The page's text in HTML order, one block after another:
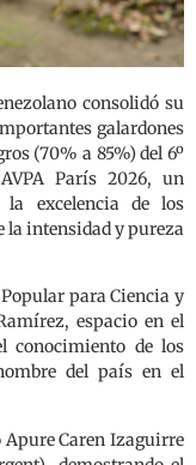
consolidó su
galardones
(70% a 85%) del 6º
París 2026, un
excelencia de los
la intensidad y pureza
para Ciencia y
espacio en el
conocimiento de los
del país en el
Caren Izaguirre